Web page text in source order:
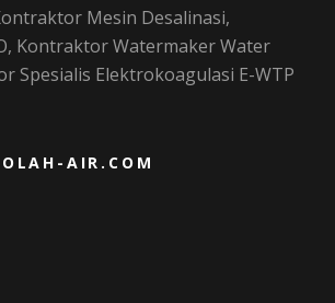
Mesin Desalinasi,
Kontraktor Watermaker Water
Spesialis Elektrokoagulasi E-WTP
AIR.COM